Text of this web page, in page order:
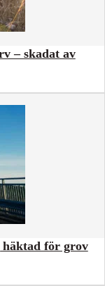
– skadat av
för grov